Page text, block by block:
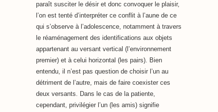
paraît susciter le désir et donc convoquer le plaisir,
l’on est tenté d’interpréter ce conflit à l’aune de ce
qui s’observe à l’adolescence, notamment à travers
le réaménagement des identifications aux objets
appartenant au versant vertical (l’environnement
premier) et à celui horizontal (les pairs). Bien
entendu, il n’est pas question de choisir l’un au
détriment de l’autre, mais de faire coexister ces
deux versants. Dans le cas de la patiente,
cependant, privilégier l’un (les amis) signifie